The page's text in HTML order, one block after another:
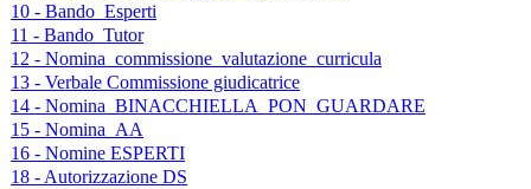
10 - Bando_Esperti
11 - Bando_Tutor
12 - Nomina_commissione_valutazione_curricula
13 - Verbale Commissione giudicatrice
14 - Nomina_BINACCHIELLA_PON_GUARDARE
15 - Nomina_AA
16 - Nomine ESPERTI
18 - Autorizzazione DS